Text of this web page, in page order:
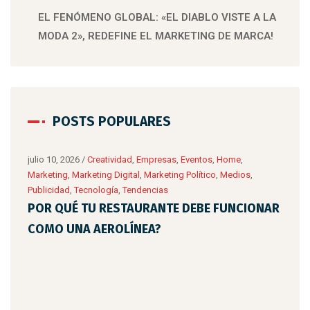
EL FENÓMENO GLOBAL: «EL DIABLO VISTE A LA
MODA 2», REDEFINE EL MARKETING DE MARCA!
POSTS POPULARES
julio 10, 2026 / Creatividad Empresas Eventos Home
Marketing Marketing Digital Marketing Político Medios
Publicidad ,Tecnología ,Tendencias
POR QUÉ TU RESTAURANTE DEBE FUNCIONAR
COMO UNA AEROLÍNEA?